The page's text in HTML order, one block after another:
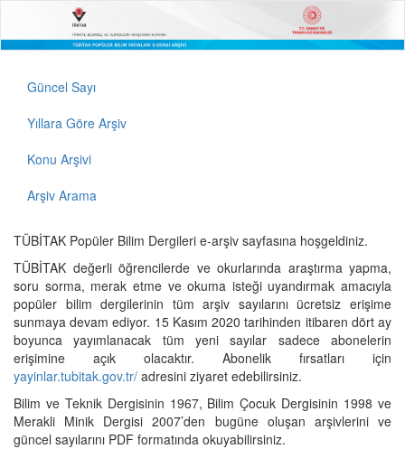
Güncel Sayı
Yıllara Göre Arşiv
Konu Arşivi
Arşiv Arama
TÜBİTAK Popüler Bilim Dergileri e-arşiv sayfasına hoşgeldiniz.
TÜBİTAK değerli öğrencilerde ve okurlarında araştırma yapma,
soru sorma, merak etme ve okuma isteği uyandırmak amacıyla
popüler bilim dergilerinin tüm arşiv sayılarını ücretsiz erişime
sunmaya devam ediyor. 15 Kasım 2020 tarihinden itibaren dört ay
boyunca yayımlanacak tüm yeni sayılar sadece abonelerin
erişimine açık olacaktır. Abonelik fırsatları için
yayinlar.tubitak.gov.tr/ adresini ziyaret edebilirsiniz.
Bilim ve Teknik Dergisinin 1967, Bilim Çocuk Dergisinin 1998 ve
Merakli Minik Dergisi 2007’den bugüne oluşan arşivlerini ve
güncel sayılarını PDF formatında okuyabilirsiniz.